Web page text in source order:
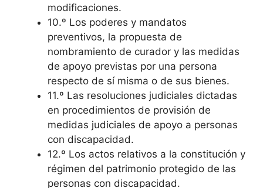
modificaciones.
10.º Los poderes y mandatos
preventivos, la propuesta de
nombramiento de curador y las medidas
de apoyo previstas por una persona
respecto de sí misma o de sus bienes.
11.º Las resoluciones judiciales dictadas
en procedimientos de provisión de
medidas judiciales de apoyo a personas
con discapacidad.
12.º Los actos relativos a la constitución y
régimen del patrimonio protegido de las
personas con discapacidad.